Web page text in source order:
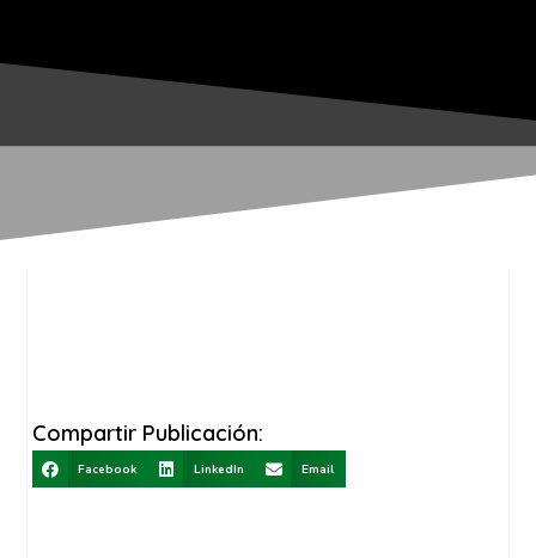
Compartir Publicación:
Facebook LinkedIn Email